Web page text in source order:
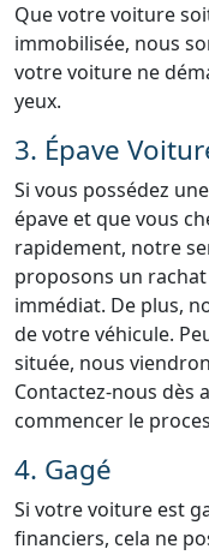
Que votre voiture
immobilisée, nous
votre voiture ne
yeux.
3. Épave
Si vous possédez
épave et que vous
rapidement, notre
proposons un rachat
immédiat. De plus,
de votre véhicule.
située, nous
Contactez-nous dès
commencer le
4. Gagé
Si votre voiture est
financiers, cela ne